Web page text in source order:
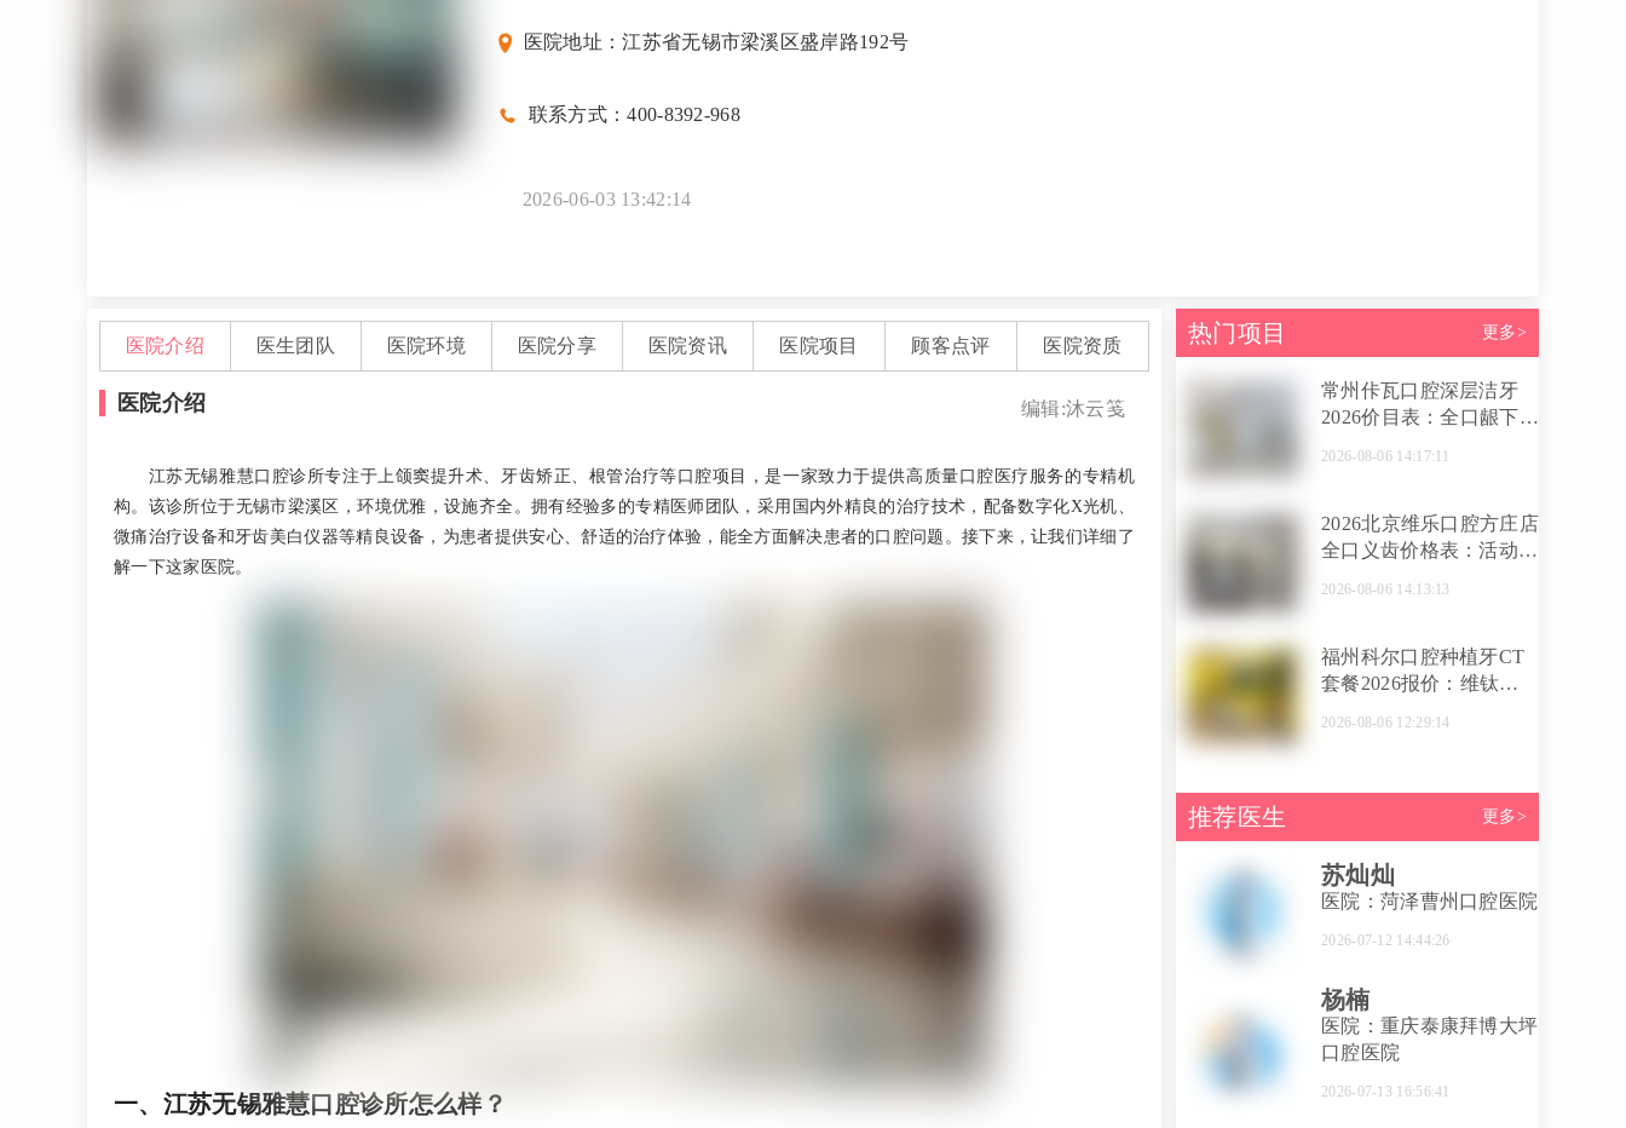
医院地址：江苏省无锡市梁溪区盛岸路192号
联系方式：400-8392-968
2026-06-03 13:42:14
医院介绍 医生团队 医院环境 医院分享 医院资讯 医院项目 顾客点评 医院资质
医院介绍 编辑:沐云笺
江苏无锡雅慧口腔诊所专注于上颌窦提升术、牙齿矫正、根管治疗等口腔项目，是一家致力于提供高质量口腔医疗服务的专精机
构。该诊所位于无锡市梁溪区，环境优雅，设施齐全。拥有经验多的专精医师团队，采用国内外精良的治疗技术，配备数字化X光机、
微痛治疗设备和牙齿美白仪器等精良设备，为患者提供安心、舒适的治疗体验，能全方面解决患者的口腔问题。接下来，让我们详细了
解一下这家医院。
一、江苏无锡雅慧口腔诊所怎么样？
热门项目 更多>
常州佧瓦口腔深层洁牙
2026价目表：全口龈下刮
2026-08-06 14:17:11
2026北京维乐口腔方庄店
全口义齿价格表：活动义
2026-08-06 14:13:13
福州科尔口腔种植牙CT
套餐2026报价：维钛
2026-08-06 12:29:14
推荐医生 更多>
苏灿灿
医院：菏泽曹州口腔医院
2026-07-12 14:44:26
杨楠
医院：重庆泰康拜博大坪
口腔医院
2026-07-13 16:56:41